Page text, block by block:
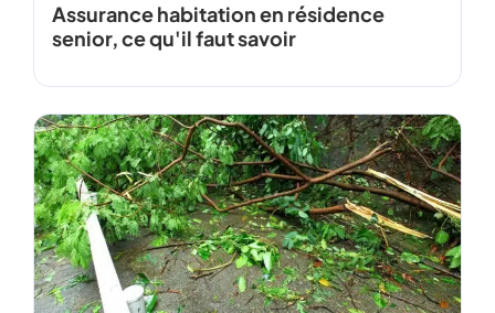
Assurance habitation en résidence
senior, ce qu'il faut savoir